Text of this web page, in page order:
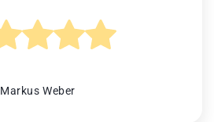
Markus Weber